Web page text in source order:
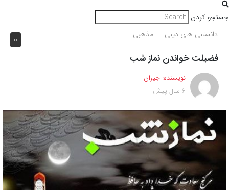
جستجو کردن
0 دانستنی های دینی مذهبی
فضیلت خواندن نماز شب
نویسنده: جیران
6 سال پیش